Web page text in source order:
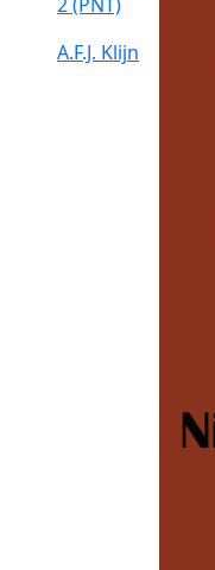
A.F.J. Klijn